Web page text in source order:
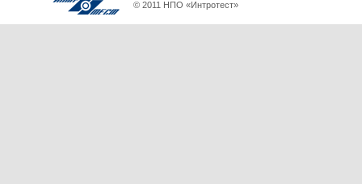
© 2011 НПО «Интротест»